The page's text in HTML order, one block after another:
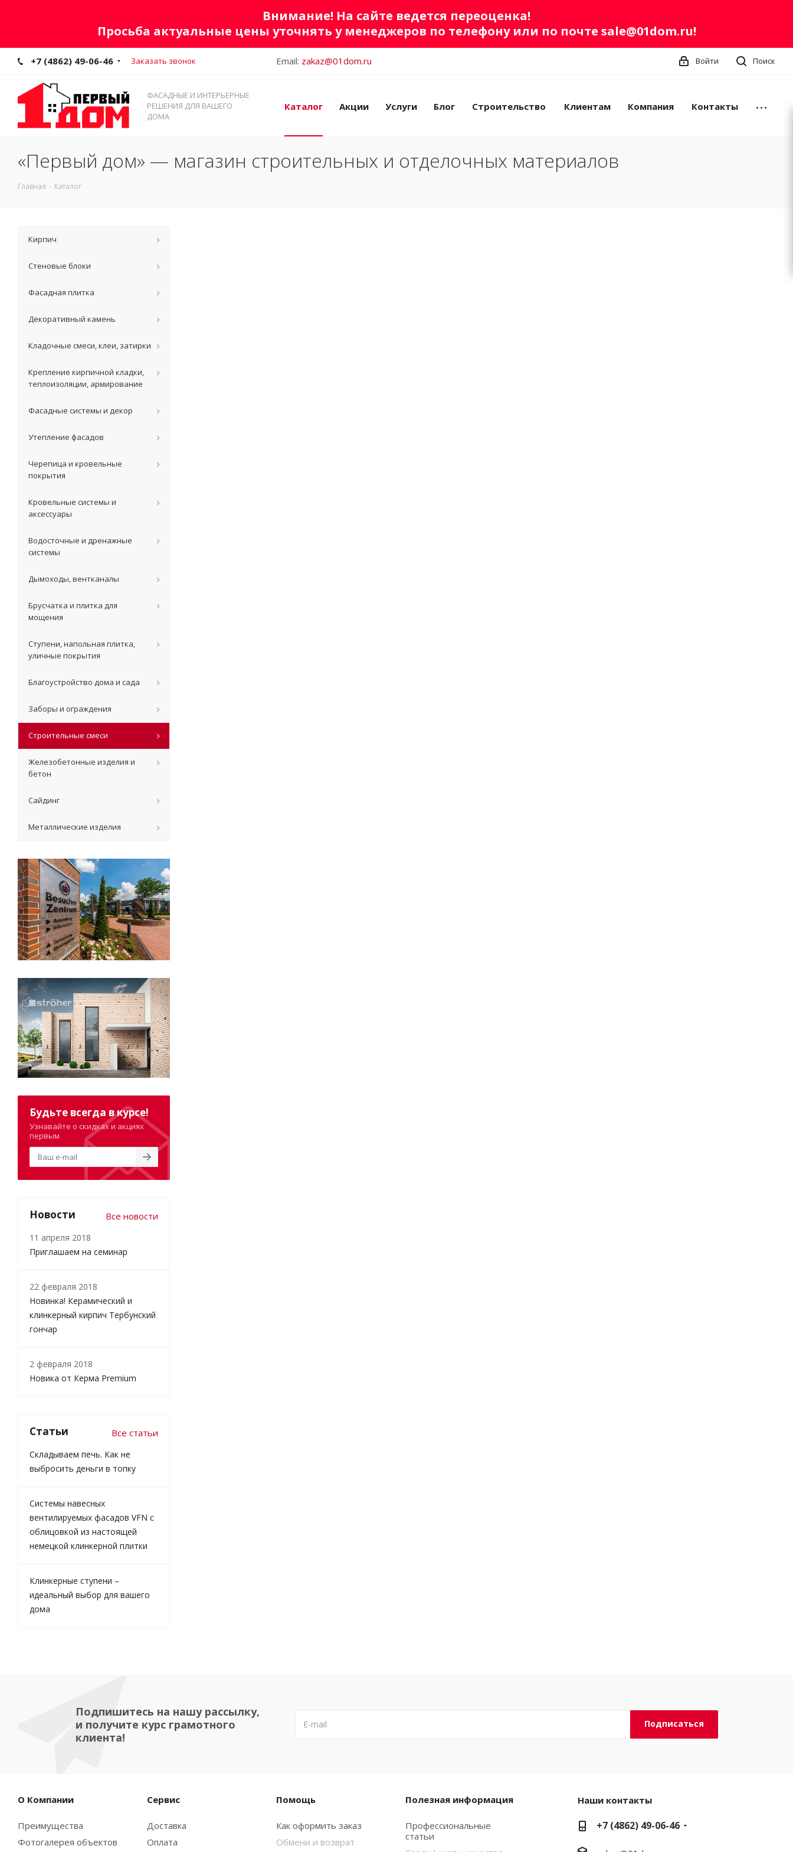
Внимание! На сайте ведется переоценка!
Просьба актуальные цены уточнять у менеджеров по телефону или по почте sale@01dom.ru!
+7 (4862) 49-06-46 Заказать звонок Email: zakaz@01dom.ru Поиск
Войти
ФАСАДНЫЕ И ИНТЕРЬЕРНЫЕ
РЕШЕНИЯ ДЛЯ ВАШЕГО
ДОМА
Каталог Акции Услуги Блог Строительство Клиентам Компания Контакты
«Первый дом» — магазин строительных и отделочных материалов
Главная - Каталог
Кирпич
Стеновые блоки
Фасадная плитка
Декоративный камень
Кладочные смеси, клеи, затирки
Крепление кирпичной кладки,
теплоизоляции, армирование
Фасадные системы и декор
Утепление фасадов
Черепица и кровельные
покрытия
Кровельные системы и
аксессуары
Водосточные и дренажные
системы
Дымоходы, вентканалы
Брусчатка и плитка для
мощения
Ступени, напольная плитка,
уличные покрытия
Благоустройство дома и сада
Заборы и ограждения
Строительные смеси
Железобетонные изделия и
бетон
Сайдинг
Металлические изделия
Будьте всегда в курсе!
Узнавайте о скидках и акциях
первым
Новости Все новости
11 апреля 2018
Приглашаем на семинар
22 февраля 2018
Новинка! Керамический и
клинкерный кирпич Тербунский
гончар
2 февраля 2018
Новика от Керма Premium
Статьи Все статьи
Складываем печь. Как не
выбросить деньги в топку
Системы навесных
вентилируемых фасадов VFN с
облицовкой из настоящей
немецкой клинкерной плитки
Клинкерные ступени –
идеальный выбор для вашего
дома
Подпишитесь на нашу рассылку,
и получите курс грамотного
клиента!
О Компании
Преимущества
Фотогалерея объектов
Сервис
Доставка
Оплата
Помощь
Как оформить заказ
Обмени и возврат
Полезная информация
Профессиональные
статьи
Наши контакты
+7 (4862) 49-06-46